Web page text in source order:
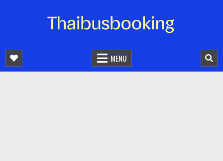
จองตั๋วรถออนไลน์ 24 ชั่วโมง
MENU